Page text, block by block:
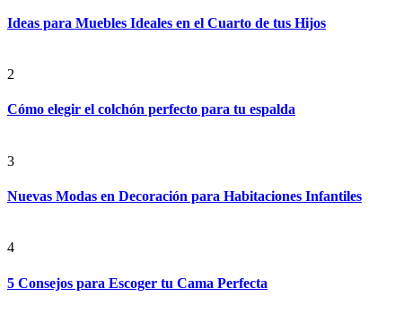
Ideas para Muebles Ideales en el Cuarto de tus Hijos
2
Cómo elegir el colchón perfecto para tu espalda
3
Nuevas Modas en Decoración para Habitaciones Infantiles
4
5 Consejos para Escoger tu Cama Perfecta